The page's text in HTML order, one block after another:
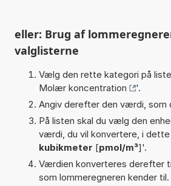
eller: Brug af
valglisterne
Vælg den rette kategori på
Molær koncentration
'.
Angiv derefter den værdi, som
På listen skal du vælg den
værdi, du vil konvertere, i
kubikmeter [pmol/m³]'.
Værdien konverteres derefter
som lommeregneren kender til.